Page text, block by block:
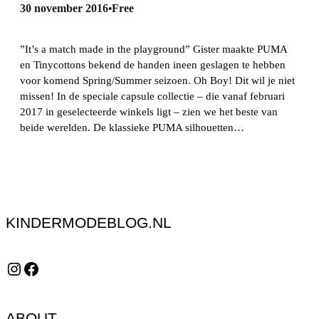
30 november 2016•Free
”It’s a match made in the playground” Gister maakte PUMA
en Tinycottons bekend de handen ineen geslagen te hebben
voor komend Spring/Summer seizoen. Oh Boy! Dit wil je niet
missen! In de speciale capsule collectie – die vanaf februari
2017 in geselecteerde winkels ligt – zien we het beste van
beide werelden. De klassieke PUMA silhouetten…
KINDERMODEBLOG.NL
Instagram Facebook